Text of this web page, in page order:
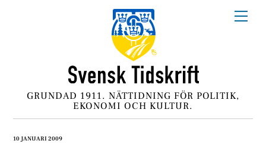
GRUNDAD 1911. NÄTTIDNING FÖR POLITIK,
EKONOMI OCH KULTUR.
10 JANUARI 2009